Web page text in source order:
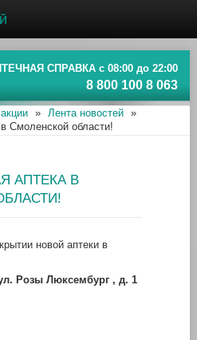
СПРАВКА с 08:00 до 22:00
8 800 100 8 063
» Лента новостей
»
Смоленской области!
АПТЕКА В
новой аптеки в
Розы Люксембург , д. 1